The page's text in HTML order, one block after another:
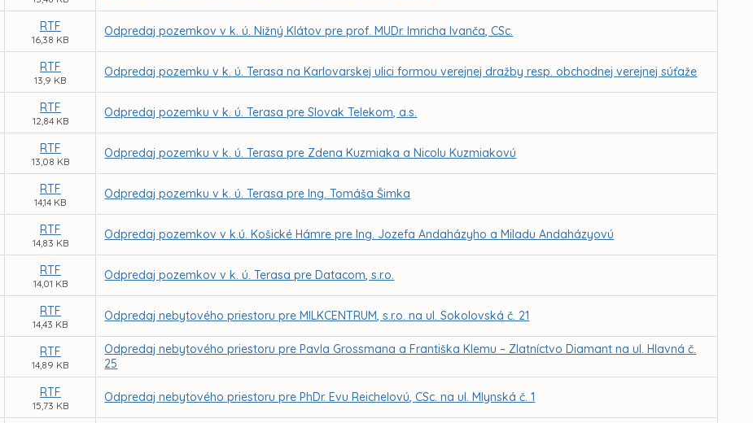
RTF
16,38 KB
Odpredaj pozemkov v k. ú. Nižný Klátov pre prof. MUDr. Imricha Ivanča, CSc.
RTF
13,9 KB
Odpredaj pozemku v k. ú. Terasa na Karlovarskej ulici formou verejnej dražby resp. obchodnej verejnej súťaže
RTF
12,84 KB
Odpredaj pozemku v k. ú. Terasa pre Slovak Telekom, a.s.
RTF
13,08 KB
Odpredaj pozemku v k. ú. Terasa pre Zdena Kuzmiaka a Nicolu Kuzmiakovú
RTF
14,14 KB
Odpredaj pozemku v k. ú. Terasa pre Ing. Tomáša Šimka
RTF
14,83 KB
Odpredaj pozemkov v k.ú. Košické Hámre pre Ing. Jozefa Andaházyho a Miladu Andaházyovú
RTF
14,01 KB
Odpredaj pozemkov v k. ú. Terasa pre Datacom, s.r.o.
RTF
14,43 KB
Odpredaj nebytového priestoru pre MILKCENTRUM, s.r.o. na ul. Sokolovská č. 21
RTF
14,89 KB
Odpredaj nebytového priestoru pre Pavla Grossmana a Františka Klemu – Zlatníctvo Diamant na ul. Hlavná č.
25
RTF
15,73 KB
Odpredaj nebytového priestoru pre PhDr. Evu Reichelovú, CSc. na ul. Mlynská č. 1